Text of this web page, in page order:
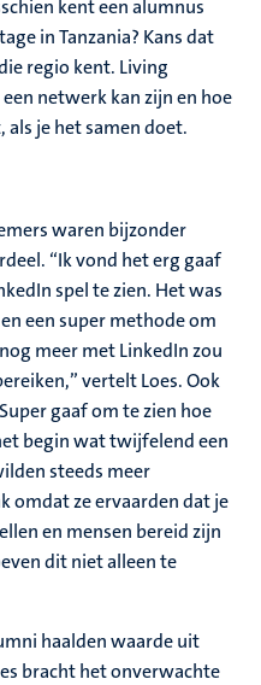
kent een alumnus
in Tanzania? Kans dat
regio kent. Living
netwerk kan zijn en hoe
als je het samen doet.
waren bijzonder
“Ik vond het erg gaaf
spel te zien. Het was
een super methode om
meer met LinkedIn zou
vertelt Loes. Ook
gaaf om te zien hoe
begin wat twijfelend een
steeds meer
omdat ze ervaarden dat je
en mensen bereid zijn
dit niet alleen te
haalden waarde uit
bracht het onverwachte